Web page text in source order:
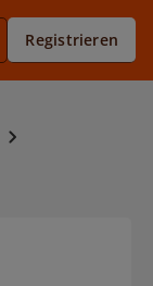
Registrieren